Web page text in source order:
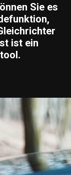
Sie es
ist ein